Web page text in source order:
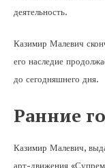
деятельность.
Казимир Малевич
его наследие
до сегодняшнего дня.
Ранние
Казимир Малевич,
арт-движения